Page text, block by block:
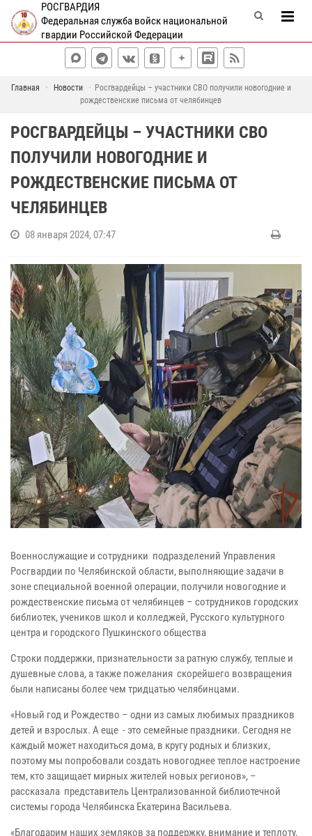
РОСГВАРДИЯ
Федеральная служба войск национальной
гвардии Российской Федерации
Главная Новости
Росгвардейцы – участники СВО получили новогодние и
рождественские письма от челябинцев
РОСГВАРДЕЙЦЫ – УЧАСТНИКИ СВО
ПОЛУЧИЛИ НОВОГОДНИЕ И
РОЖДЕСТВЕНСКИЕ ПИСЬМА ОТ
ЧЕЛЯБИНЦЕВ
08 января 2024, 07:47
Военнослужащие и сотрудники подразделений Управления
Росгвардии по Челябинской области, выполняющие задачи в
зоне специальной военной операции, получили новогодние и
рождественские письма от челябинцев – сотрудников городских
библиотек, учеников школ и колледжей, Русского культурного
центра и городского Пушкинского общества
Строки поддержки, признательности за ратную службу, теплые и
душевные слова, а также пожелания скорейшего возвращения
были написаны более чем тридцатью челябинцами.
«Новый год и Рождество – одни из самых любимых праздников
детей и взрослых. А еще - это семейные праздники. Сегодня не
каждый может находиться дома, в кругу родных и близких,
поэтому мы попробовали создать новогоднее теплое настроение
тем, кто защищает мирных жителей новых регионов», –
рассказала представитель Централизованной библиотечной
системы города Челябинска Екатерина Васильева.
«Благодарим наших земляков за поддержку, внимание и теплоту,